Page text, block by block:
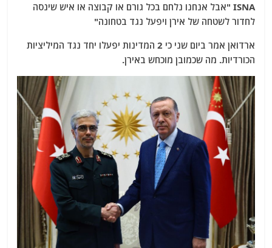
ISNA "אבל אנחנו נלחם בכל גורם או קבוצה או איש שינסה
לחדור לשטחה של אירן ויפעל נגד בטחונה"
ארדואן אמר ביום שני כי 2 המדינות יפעלו יחד נגד המיליציות
הכורדיות. מה שכמובן מוכחש באירן.